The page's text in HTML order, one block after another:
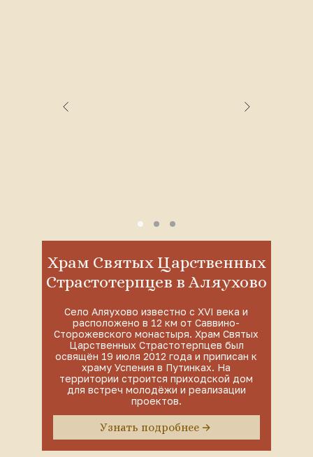
Храм Святых Царственных
Страстотерпцев в Аляухово
Село Аляухово известно с XVI века и
расположено в 12 км от Саввино-
Сторожевского монастыря. Храм Святых
Царственных Страстотерпцев был
освящён 19 июля 2012 года и приписан к
храму Успения в Путинках. На
территории строится приходской дом
для встреч молодёжи и реализации
проектов.
Узнать подробнее